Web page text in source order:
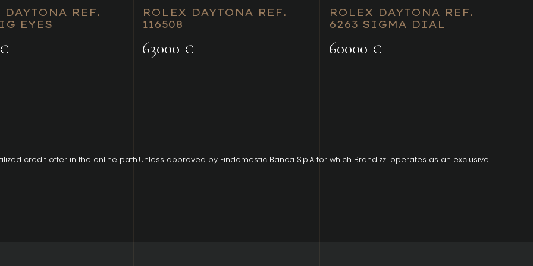
DAYTONA REF.
EYES
ROLEX DAYTONA REF.
116508
63000 €
ROLEX DAYTONA REF.
6263 SIGMA DIAL
60000 €
credit offer in the online path.Unless approved by Findomestic Banca S.p.A for which Brandizzi operates as an exclusive